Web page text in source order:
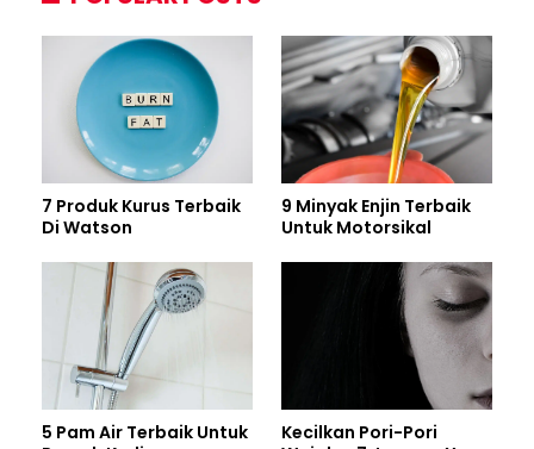
7 Produk Kurus Terbaik
Di Watson
9 Minyak Enjin Terbaik
Untuk Motorsikal
5 Pam Air Terbaik Untuk
Kecilkan Pori-Pori